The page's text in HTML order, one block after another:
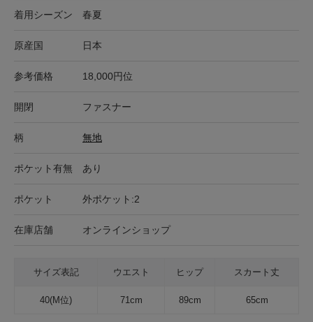
着用シーズン 春夏
原産国 日本
参考価格 18,000円位
開閉 ファスナー
柄 無地
ポケット有無 あり
ポケット 外ポケット:2
在庫店舗 オンラインショップ
サイズ表記 ウエスト ヒップ スカート丈
40(M位) 71cm 89cm 65cm